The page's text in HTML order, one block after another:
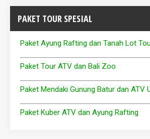
PAKET TOUR SPESIAL
Paket Ayung Rafting dan Tanah Lot
Paket Tour ATV dan Bali Zoo
Paket Mendaki Gunung Batur dan ATV
Paket Kuber ATV dan Ayung Rafting